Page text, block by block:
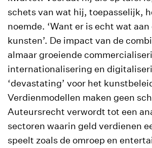
schets van wat hij, toepasselijk,
noemde. ‘Want er is echt wat
kunsten’. De impact van de
almaar groeiende
internationalisering en
‘devastating’ voor het
Verdienmodellen maken geen
Auteursrecht verwordt tot een
sectoren waarin geld verdienen
speelt zoals de omroep en